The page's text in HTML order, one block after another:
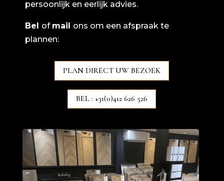
persoonlijk en eerlijk advies.
Bel of mail ons om een afspraak te
plannen:
PLAN DIRECT UW BEZOEK
BEL : +31(0)412 626 526